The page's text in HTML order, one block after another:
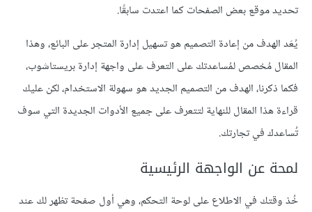
تحديد موقع بعض الصفحات كما اعتدت سابقًا.
يُعَد الهدف من إعادة التصميم هو تسهيل إدارة المتجر على البائع، وهذا
المقال مُخصص لمُساعدتك على التعرف على واجهة إدارة بريستاشوب،
فكما ذكرنا، الهدف من التصميم الجديد هو سهولة الاستخدام، لكن عليك
قراءة هذا المقال للنهاية لتتعرف على جميع الأدوات الجديدة التي سوف
تُساعدك في تجارتك.
لمحة عن الواجهة الرئيسية
خُذ وقتك في الاطلاع على لوحة التحكم، وهي أول صفحة تظهر لك عند